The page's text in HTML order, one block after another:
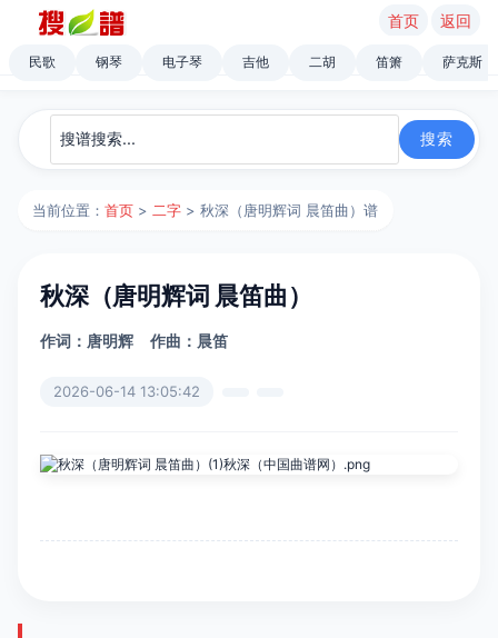
首页 返回
民歌 钢琴 电子琴 吉他 二胡 笛箫 萨克斯
当前位置：首页 > 二字 > 秋深（唐明辉词 晨笛曲）谱
秋深（唐明辉词 晨笛曲）
作词：唐明辉 作曲：晨笛
2026-06-14 13:05:42